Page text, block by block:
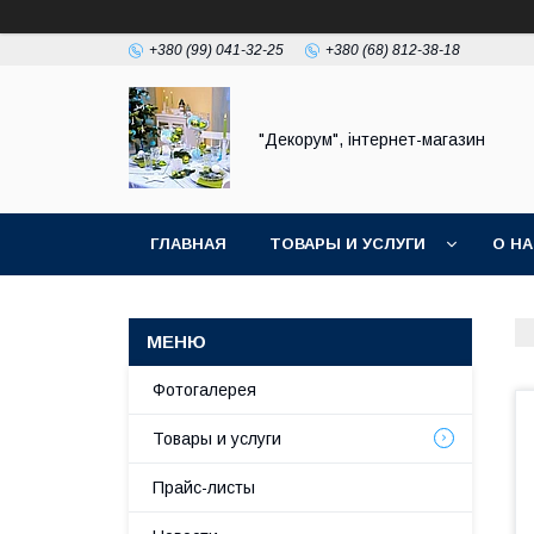
+380 (99) 041-32-25 +380 (68) 812-38-18
"Декорум", інтернет-магазин
ГЛАВНАЯ ТОВАРЫ И УСЛУГИ О
Фотогалерея
Товары и услуги
Прайс-листы